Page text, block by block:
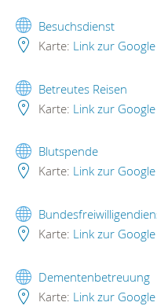
Besuchsdienst
Karte: Link zur
Betreutes Reisen
Karte: Link zur
Blutspende
Karte: Link zur
Karte: Link zur
Dementenbetreuung
Karte: Link zur